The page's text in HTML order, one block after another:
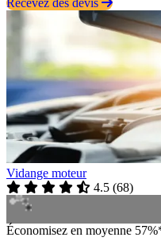
Vidange moteur
4.5 (68)
Économisez en moyenne